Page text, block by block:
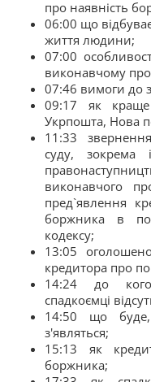
про наявність
06:00 що
життя людини;
07:00
виконавчому
07:46 вимоги до
09:17 як краще
Укрпошта, Нова
11:33
суду, зокрема
виконавчого
пред`явлення
боржника в
кодексу;
13:05
кредитора про
14:24 до
спадкоємці
14:50 що буде,
з'являться;
15:13 як
боржника;